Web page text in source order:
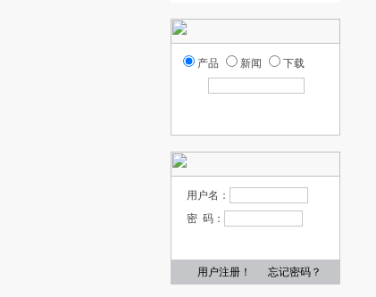
产品 新闻 下载
用户名：
密 码：
用户注册！ 忘记密码？